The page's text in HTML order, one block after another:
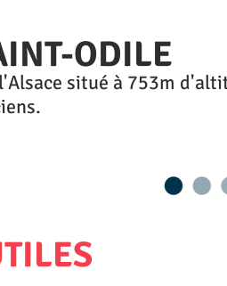
ODILE
situé à 753m